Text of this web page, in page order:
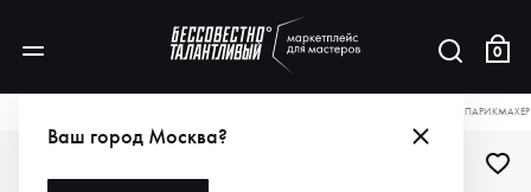
0
Ваш город Москва?
KIEPE БРИТВА